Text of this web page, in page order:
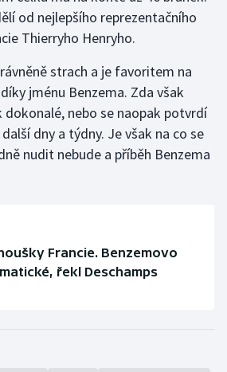
od nejlepšího reprezentačního
Thierryho Henryho.
strach a je favoritem na
jménu Benzema. Zda však
nebo se naopak potvrdí
dny a týdny. Je však na co se
nudit nebude a příběh Benzema
Francie. Benzemovo
řekl Deschamps